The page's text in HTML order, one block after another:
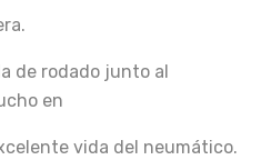
de rodado junto al
en
vida del neumático.